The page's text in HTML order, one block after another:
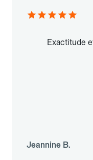
Exactitude
Jeannine B.